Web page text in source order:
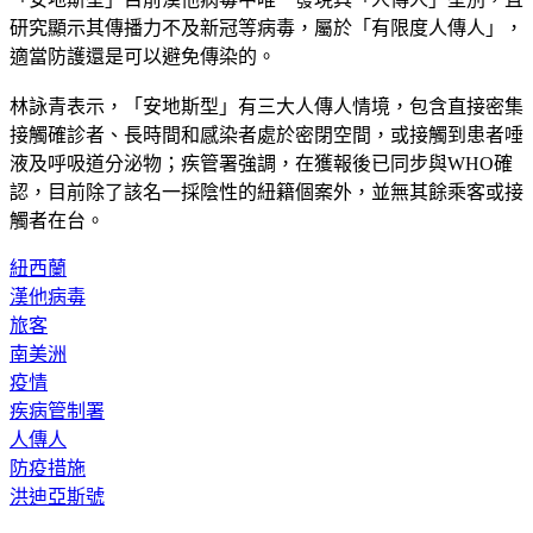
適當防護還是可以避免傳染的。
接觸確診者、長時間和感染者處於密閉空間，或接觸到患者唾
液及呼吸道分泌物；疾管署強調，在獲報後已同步與WHO確
認，目前除了該名一採陰性的紐籍個案外，並無其餘乘客或接
觸者在台。
漢他病毒
旅客
南美洲
疫情
疾病管制署
人傳人
防疫措施
洪迪亞斯號